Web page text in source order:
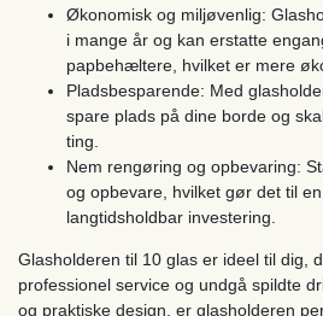
Økonomisk og miljøvenlig:
i mange år og kan erstatte
papbehæltere, hvilket er mere
Pladsbesparende: Med
spare plads på dine borde og
ting.
Nem rengøring og opbevaring:
og opbevare, hvilket gør det til
langtidsholdbar investering.
Glasholderen til 10 glas er ideel til dig,
professionel service og undgå spildte
og praktiske design, er glasholderen